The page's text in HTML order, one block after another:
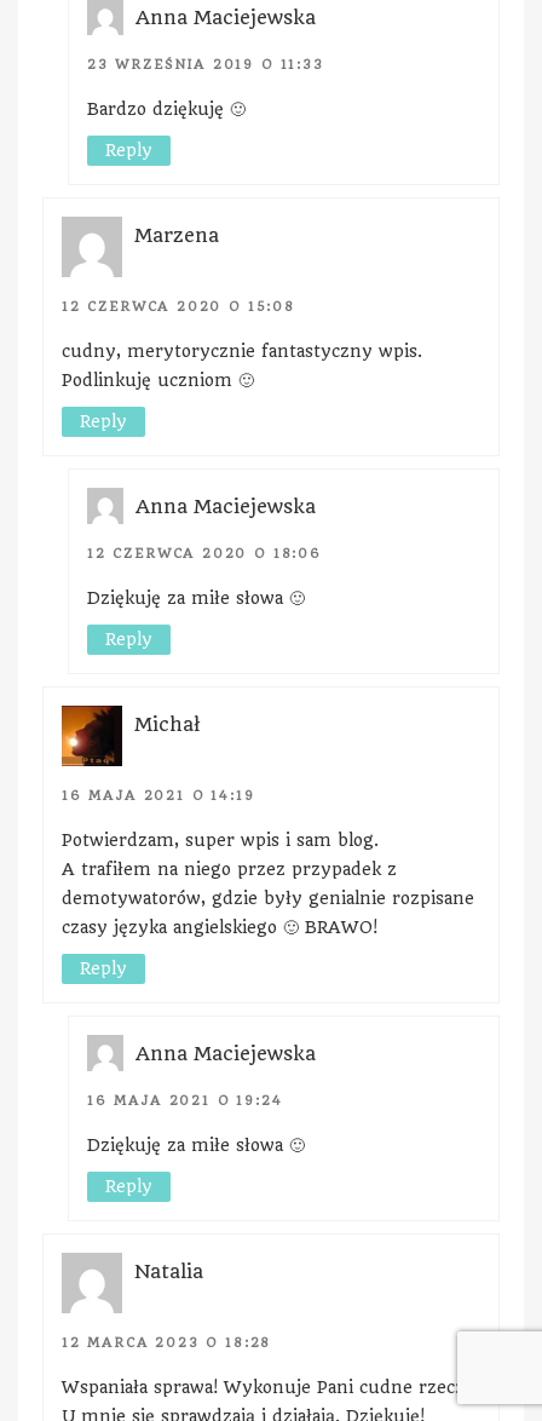
Anna Maciejewska
23 WRZEŚNIA 2019 O 11:33
Bardzo dziękuję 🙂
Reply
Marzena
12 CZERWCA 2020 O 15:08
cudny, merytorycznie fantastyczny wpis.
Podlinkuję uczniom 🙂
Reply
Anna Maciejewska
12 CZERWCA 2020 O 18:06
Dziękuję za miłe słowa 🙂
Reply
Michał
16 MAJA 2021 O 14:19
Potwierdzam, super wpis i sam blog.
A trafiłem na niego przez przypadek z
demotywatorów, gdzie były genialnie rozpisane
czasy języka angielskiego 🙂 BRAWO!
Reply
Anna Maciejewska
16 MAJA 2021 O 19:24
Dziękuję za miłe słowa 🙂
Reply
Natalia
12 MARCA 2023 O 18:28
Wspaniała sprawa! Wykonuje Pani cudne rzeczy!
U mnie się sprawdzają i działają. Dziękuję!